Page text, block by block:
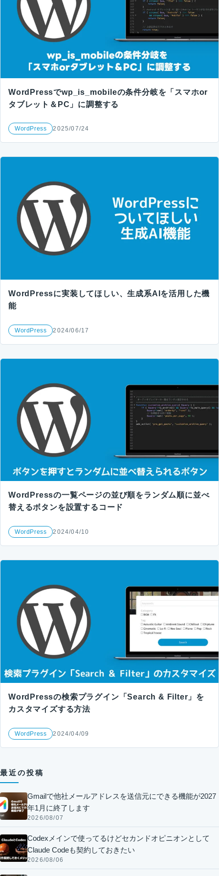
WordPressでwp_is_mobileの条件分岐を「スマホor
タブレット＆PC」に調整する
WordPress 2025/07/24
WordPressに実装してほしい、生成系AIを活用した機
能
WordPress 2024/06/17
WordPressの一覧ページの並び順をランダム順に並べ
替えるボタンを設置するコード
WordPress 2024/04/10
WordPressの検索プラグイン「Search & Filter」を
カスタマイズする方法
WordPress 2024/04/09
最近の投稿
Gmailで他社メールアドレスを送信元にできる機能が2027
年1月に終了します
2026/08/07
Codexメインで使ってるけどセカンドオピニオンとして
Claude Codeも契約しておきたい
2026/08/06